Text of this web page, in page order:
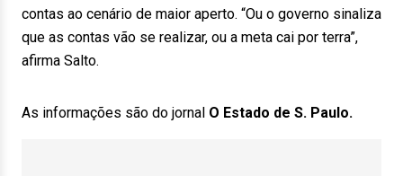
contas ao cenário de maior aperto. “Ou o governo sinaliza
que as contas vão se realizar, ou a meta cai por terra”,
afirma Salto.
As informações são do jornal O Estado de S. Paulo.